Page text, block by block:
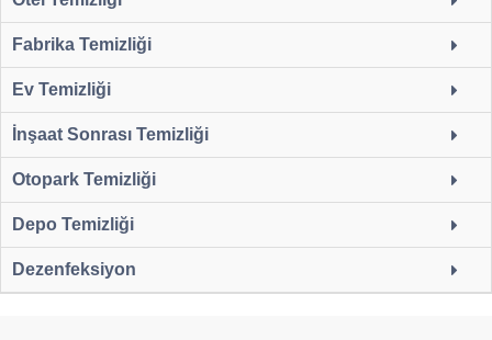
Fabrika Temizliği
Ev Temizliği
İnşaat Sonrası Temizliği
Otopark Temizliği
Depo Temizliği
Dezenfeksiyon